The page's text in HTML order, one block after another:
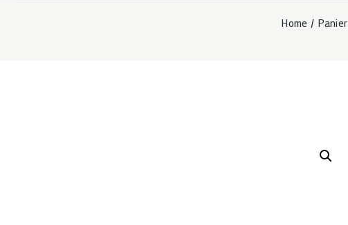
Home / Panier